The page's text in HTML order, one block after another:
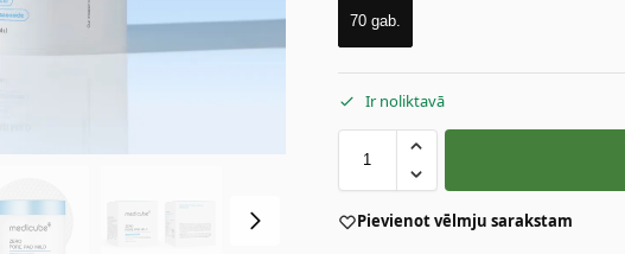
70 gab.
Ir noliktavā
Pievienot vēlmju sarakstam